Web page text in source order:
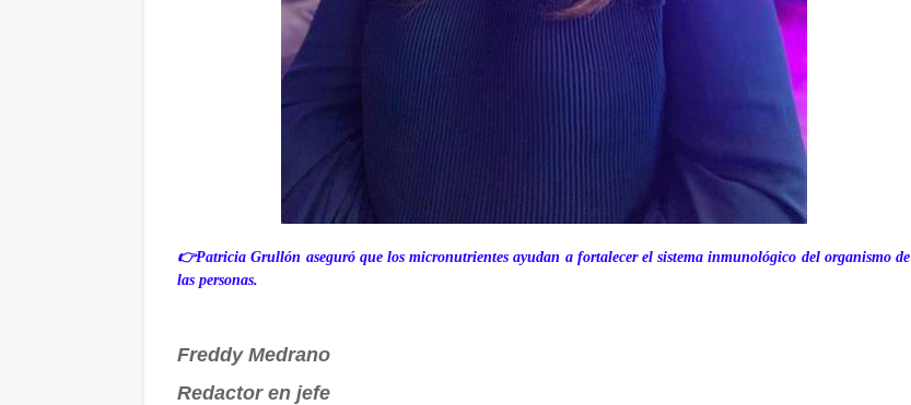
👉Patricia Grullón aseguró que los micronutrientes ayudan a fortalecer el sistema inmunológico del organismo de
las personas.
Freddy Medrano
Redactor en jefe